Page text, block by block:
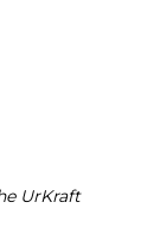
UrKraft